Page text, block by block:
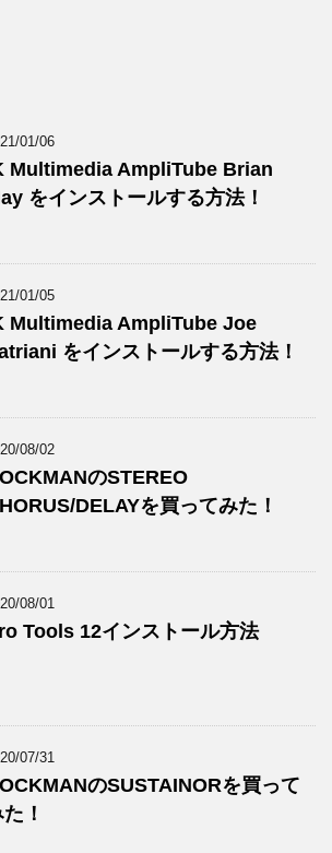
01/06
Multimedia AmpliTube Brian
をインストールする方法！
01/05
Multimedia AmpliTube Joe
をインストールする方法！
08/02
のSTEREO
DELAYを買ってみた！
08/01
Tools 12インストール方法
07/31
のSUSTAINORを買って
！